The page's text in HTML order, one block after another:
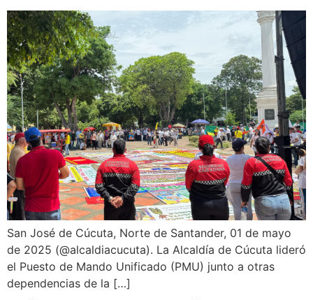
San José de Cúcuta, Norte de Santander, 01 de mayo
de 2025 (@alcaldiacucuta). La Alcaldía de Cúcuta lideró
el Puesto de Mando Unificado (PMU) junto a otras
dependencias de la […]